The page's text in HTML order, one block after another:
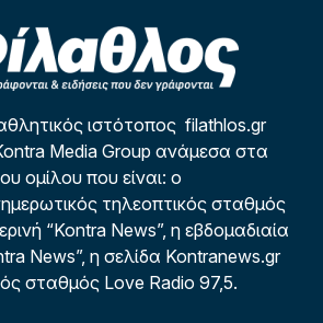
ιστότοπος filathlos.gr
Media Group ανάμεσα στα
ομίλου που είναι: ο
τηλεοπτικός σταθμός
“Kontra News”, η εβδομαδιαία
News”, η σελίδα Kontranews.gr
σταθμός Love Radio 97,5.